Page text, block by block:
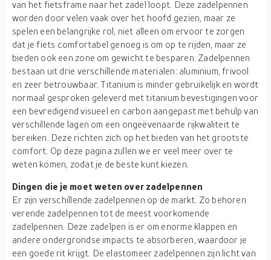
van het fietsframe naar het zadel loopt. Deze zadelpennen
worden door velen vaak over het hoofd gezien, maar ze
spelen een belangrijke rol, niet alleen om ervoor te zorgen
dat je fiets comfortabel genoeg is om op te rijden, maar ze
bieden ook een zone om gewicht te besparen. Zadelpennen
bestaan uit drie verschillende materialen: aluminium, frivool
en zeer betrouwbaar. Titanium is minder gebruikelijk en wordt
normaal gesproken geleverd met titanium bevestigingen voor
een bevredigend visueel en carbon aangepast met behulp van
verschillende lagen om een ongeëvenaarde rijkwaliteit te
bereiken. Deze richten zich op het bieden van het grootste
comfort. Op deze pagina zullen we er veel meer over te
weten komen, zodat je de beste kunt kiezen.
Dingen die je moet weten over zadelpennen
Er zijn verschillende zadelpennen op de markt. Zo behoren
verende zadelpennen tot de meest voorkomende
zadelpennen. Deze zadelpen is er om enorme klappen en
andere ondergrondse impacts te absorberen, waardoor je
een goede rit krijgt. De elastomeer zadelpennen zijn licht van